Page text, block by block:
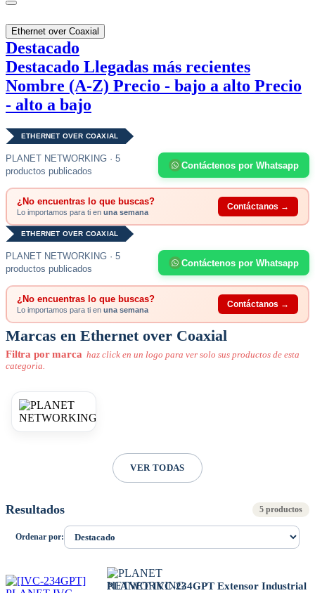
Ethernet over Coaxial
Destacado
Destacado Llegadas más recientes
Nombre (A-Z) Precio - bajo a alto Precio
- alto a bajo
ETHERNET OVER COAXIAL
PLANET NETWORKING · 5
productos publicados
Contáctenos por Whatsapp
¿No encuentras lo que buscas?
Lo importamos para ti en una semana
Contáctanos →
ETHERNET OVER COAXIAL
PLANET NETWORKING · 5
productos publicados
Contáctenos por Whatsapp
¿No encuentras lo que buscas?
Lo importamos para ti en una semana
Contáctanos →
Marcas en Ethernet over Coaxial
Filtra por marca haz click en un logo para ver solo sus productos de esta
categoria.
VER TODAS
Resultados 5 productos
Ordenar por:
PLANET IVC-234GPT Extensor Industrial